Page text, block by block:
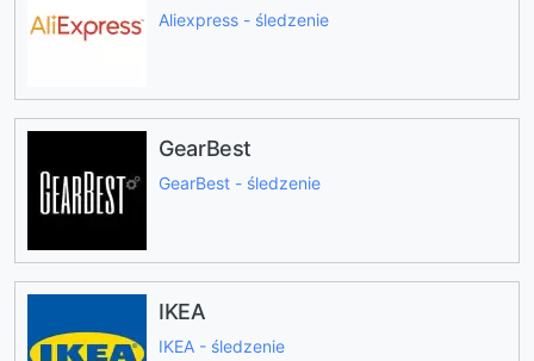
Aliexpress - śledzenie
GearBest
GearBest - śledzenie
IKEA
IKEA - śledzenie